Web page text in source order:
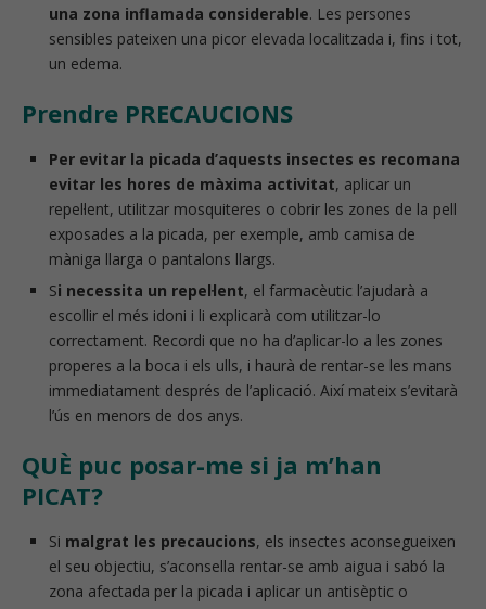
una zona inflamada considerable. Les persones
sensibles pateixen una picor elevada localitzada i, fins i tot,
un edema.
Prendre PRECAUCIONS
Per evitar la picada d’aquests insectes es recomana
evitar les hores de màxima activitat, aplicar un
repel·lent, utilitzar mosquiteres o cobrir les zones de la pell
exposades a la picada, per exemple, amb camisa de
màniga llarga o pantalons llargs.
Si necessita un repel·lent, el farmacèutic l’ajudarà a
escollir el més idoni i li explicarà com utilitzar-lo
correctament. Recordi que no ha d’aplicar-lo a les zones
properes a la boca i els ulls, i haurà de rentar-se les mans
immediatament després de l’aplicació. Així mateix s’evitarà
l’ús en menors de dos anys.
QUÈ puc posar-me si ja m’han
PICAT?
Si malgrat les precaucions, els insectes aconsegueixen
el seu objectiu, s’aconsella rentar-se amb aigua i sabó la
zona afectada per la picada i aplicar un antisèptic o